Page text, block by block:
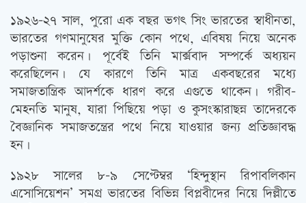
১৯২৬-২৭ সাল, পুরো এক বছর ভগৎ সিং ভারতের স্বাধীনতা,
ভারতের গণমানুষের মুক্তি কোন পথে, এবিষয় নিয়ে অনেক
পড়াশুনা করেন। পূর্বেই তিনি মার্ক্সবাদ সম্পর্কে অধ্যয়ন
করেছিলেন। যে কারণে তিনি মাত্র একবছরের মধ্যে
সমাজতান্ত্রিক আদর্শকে ধারণ করে এগুতে থাকেন। গরীব-
মেহনতি মানুষ, যারা পিছিয়ে পড়া ও কুসংস্কারাছন্ন তাদেরকে
বৈজ্ঞানিক সমাজতন্ত্রের পথে নিয়ে যাওয়ার জন্য প্রতিজ্ঞাবদ্ধ
হন।
১৯২৮ সালের ৮-৯ সেপ্টেম্বর ‘হিন্দুস্থান রিপাবলিকান
এসোসিয়েশন’ সমগ্র ভারতের বিভিন্ন বিপ্লবীদের নিয়ে দিল্লীতে